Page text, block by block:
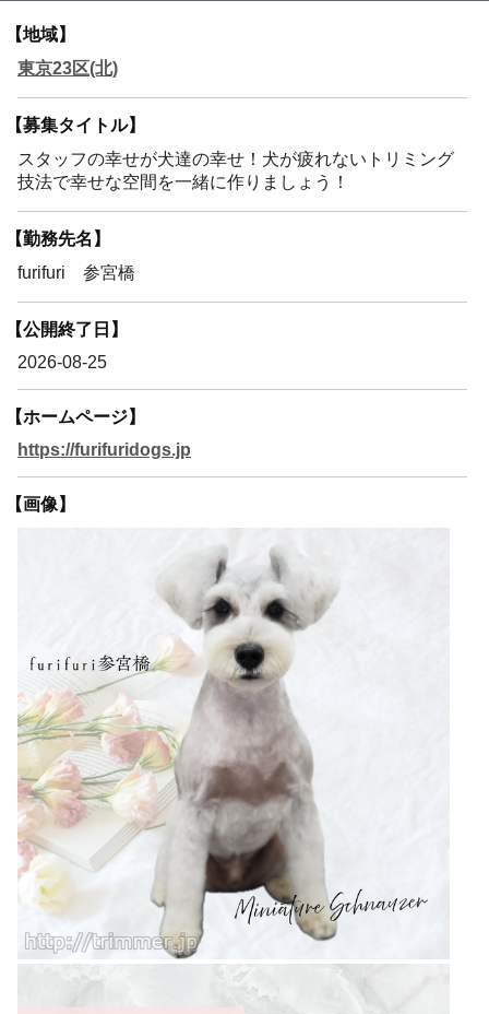
【地域】
東京23区(北)
【募集タイトル】
スタッフの幸せが犬達の幸せ！犬が疲れないトリミング
技法で幸せな空間を一緒に作りましょう！
【勤務先名】
furifuri 参宮橋
【公開終了日】
2026-08-25
【ホームページ】
https://furifuridogs.jp
【画像】